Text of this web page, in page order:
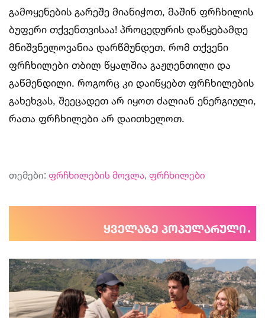
გამოყენების გარეშე მიანიჭოთ, მაშინ ფრჩხილის
ბუფერი თქვენთვისაა! პროცედურის დაწყებამდე
მნიშვნელოვანია დარწმუნდეთ, რომ თქვენი
ფრჩხილები თბილ წყალშია გაჟღენთილი და
გაწმენდილი. როგორც კი დაიწყებთ ფრჩხილების
გახეხვას, შეეცადეთ არ იყოთ ძალიან ენერგიული,
რათა ფრჩხილები არ დაითხელოთ.
თემები: ფრჩხილების მოვლა, ფრჩხილები
ყველაზე პოპულარული